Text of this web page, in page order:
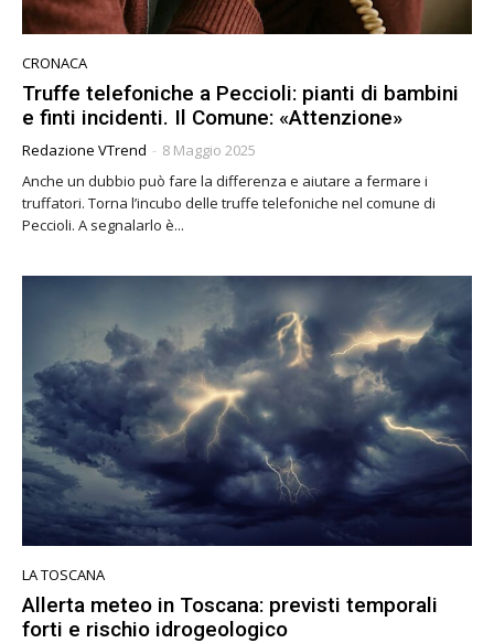
CRONACA
Truffe telefoniche a Peccioli: pianti di bambini
e finti incidenti. Il Comune: «Attenzione»
Redazione VTrend - 8 Maggio 2025
Anche un dubbio può fare la differenza e aiutare a fermare i
truffatori. Torna l’incubo delle truffe telefoniche nel comune di
Peccioli. A segnalarlo è...
LA TOSCANA
Allerta meteo in Toscana: previsti temporali
forti e rischio idrogeologico